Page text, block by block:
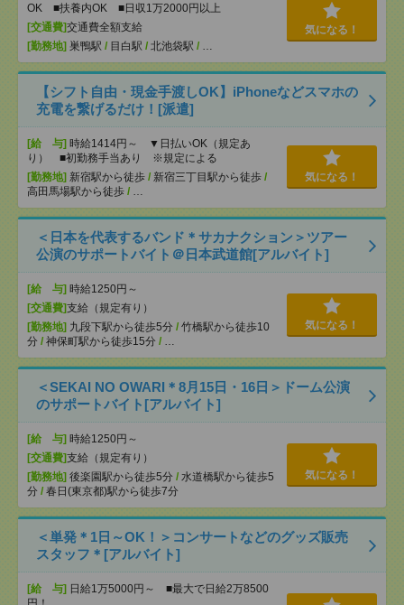
OK ■扶養内OK ■日収1万2000円以上
[交通費]交通費全額支給
[勤務地] 巣鴨駅 / 目白駅 / 北池袋駅 / …
気になる！
【シフト自由・現金手渡しOK】iPhoneなどスマホの
充電を繋げるだけ！[派遣]
[給 与] 時給1414円～ ▼日払いOK（規定あ
り） ■初勤務手当あり ※規定による
[勤務地] 新宿駅から徒歩 / 新宿三丁目駅から徒歩 /
高田馬場駅から徒歩 / …
気になる！
＜日本を代表するバンド＊サカナクション＞ツアー
公演のサポートバイト＠日本武道館[アルバイト]
[給 与] 時給1250円～
[交通費]支給（規定有り）
[勤務地] 九段下駅から徒歩5分 / 竹橋駅から徒歩10
分 / 神保町駅から徒歩15分 / …
気になる！
＜SEKAI NO OWARI＊8月15日・16日＞ドーム公演
のサポートバイト[アルバイト]
[給 与] 時給1250円～
[交通費]支給（規定有り）
[勤務地] 後楽園駅から徒歩5分 / 水道橋駅から徒歩5
分 / 春日(東京都)駅から徒歩7分
気になる！
＜単発＊1日～OK！＞コンサートなどのグッズ販売
スタッフ＊[アルバイト]
[給 与] 日給1万5000円～ ■最大で日給2万8500